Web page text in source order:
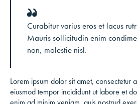
Curabitur varius eros et lacus
Mauris sollicitudin enim
non, molestie nisl.
Lorem ipsum dolor sit amet, consectetur
eiusmod tempor incididunt ut labore et